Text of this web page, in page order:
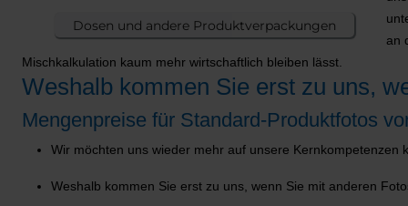
Dosen und andere Produktverpackungen
an
Mischkalkulation kaum mehr wirtschaftlich bleiben lässt.
Weshalb kommen Sie erst zu uns,
Mengenpreise für Standard-Produktfotos
Wir möchten uns wieder mehr auf unsere
Weshalb kommen Sie erst zu uns, wenn Sie mit anderen